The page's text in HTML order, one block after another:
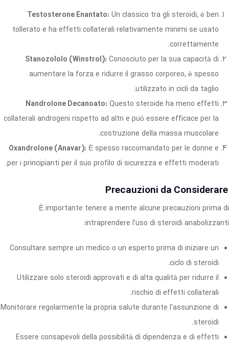
Testosterone Enantato: Un classico tra gli steroidi, è ben
tollerato e ha effetti collaterali relativamente minimi se usato
correttamente.
Stanozololo (Winstrol): Conosciuto per la sua capacità di
aumentare la forza e ridurre il grasso corporeo, è spesso
utilizzato in cicli da taglio.
Nandrolone Decanoato: Questo steroide ha meno effetti
collaterali androgeni rispetto ad altri e può essere efficace per la
costruzione della massa muscolare.
Oxandrolone (Anavar): È spesso raccomandato per le donne e
per i principianti per il suo profilo di sicurezza e effetti moderati.
Precauzioni da Considerare
È importante tenere a mente alcune precauzioni prima di
intraprendere l’uso di steroidi anabolizzanti:
Consultare sempre un medico o un esperto prima di iniziare un
ciclo di steroidi.
Utilizzare solo steroidi approvati e di alta qualità per ridurre il
rischio di effetti collaterali.
Monitorare regolarmente la propria salute durante l’assunzione di
steroidi.
Essere consapevoli della possibilità di dipendenza e di effetti